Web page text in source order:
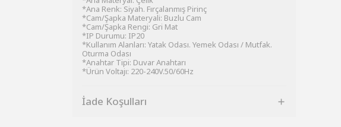
*Ana Renk: Siyah. Fırçalanmış Pirinç
*Cam/Şapka Materyali: Buzlu Cam
*Cam/Şapka Rengi: Gri Mat
*IP Durumu: IP20
*Kullanım Alanları: Yatak Odası. Yemek Odası / Mutfak.
Oturma Odası
*Anahtar Tipi: Duvar Anahtarı
*Ürün Voltajı: 220-240V.50/60Hz
İade Koşulları